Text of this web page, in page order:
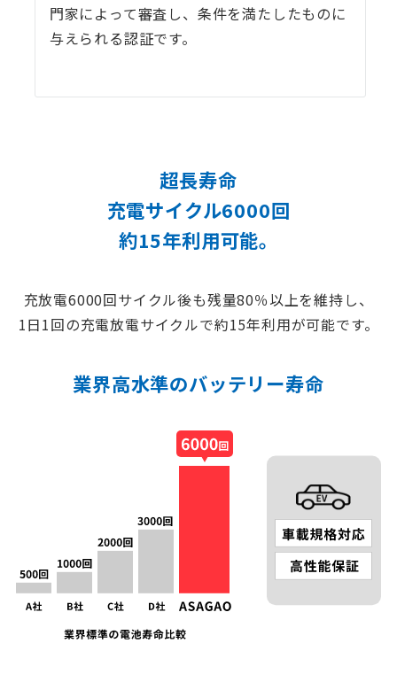
門家によって審査し、条件を満たしたものに
与えられる認証です。
超長寿命
充電サイクル6000回
約15年利用可能。
充放電6000回サイクル後も残量80％以上を維持し、
1日1回の充電放電サイクルで約15年利用が可能です。
業界高水準のバッテリー寿命